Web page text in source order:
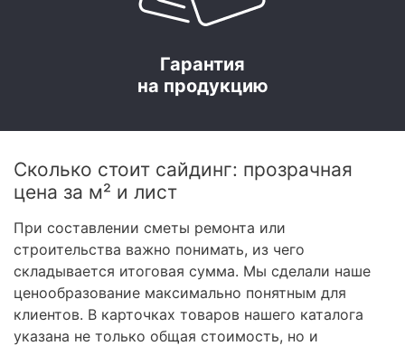
Гарантия
на продукцию
Сколько стоит сайдинг: прозрачная
цена за м² и лист
При составлении сметы ремонта или
строительства важно понимать, из чего
складывается итоговая сумма. Мы сделали наше
ценообразование максимально понятным для
клиентов. В карточках товаров нашего каталога
указана не только общая стоимость, но и